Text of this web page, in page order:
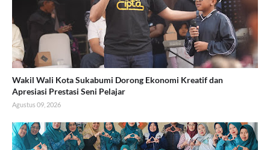
Wakil Wali Kota Sukabumi Dorong Ekonomi Kreatif dan
Apresiasi Prestasi Seni Pelajar
Agustus 09, 2026